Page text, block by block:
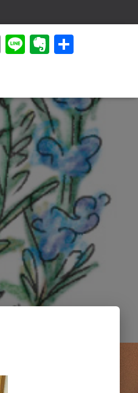
E
Li
E
n
ot
e